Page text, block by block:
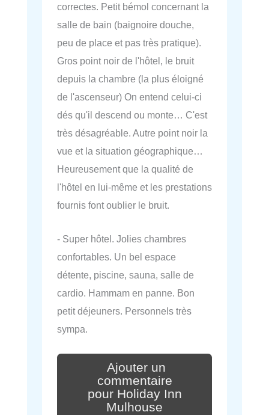
correctes. Petit bémol concernant la
salle de bain (baignoire douche,
peu de place et pas très pratique).
Gros point noir de l'hôtel, le bruit
depuis la chambre (la plus éloigné
de l'ascenseur) On entend celui-ci
dés qu'il descend ou monte… C'est
très désagréable. Autre point noir la
vue et la situation géographique…
Heureusement que la qualité de
l'hôtel en lui-même et les prestations
fournis font oublier le bruit.
- Super hôtel. Jolies chambres
confortables. Un bel espace
détente, piscine, sauna, salle de
cardio. Hammam en panne. Bon
petit déjeuners. Personnels très
sympa.
Ajouter un
commentaire
pour Holiday Inn
Mulhouse